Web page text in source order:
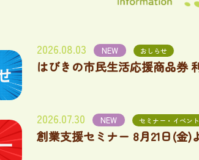
2026.08.03 NEW おしらせ
はびきの市民生活応援商品券
2026.07.30 NEW セミナー・イベント
創業支援セミナー 8月21日(金)